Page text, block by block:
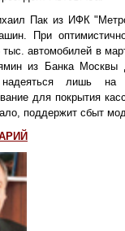
Пак из ИФК
При
тыс. автомобилей в
из Банка Москвы
надеяться лишь на
для покрытия
поддержит сбыт